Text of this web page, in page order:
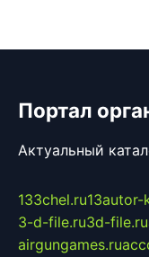
Портал
Актуальный
133chel.ru13autor-
3-d-file.ru3d-file.ru
airgungames.ru